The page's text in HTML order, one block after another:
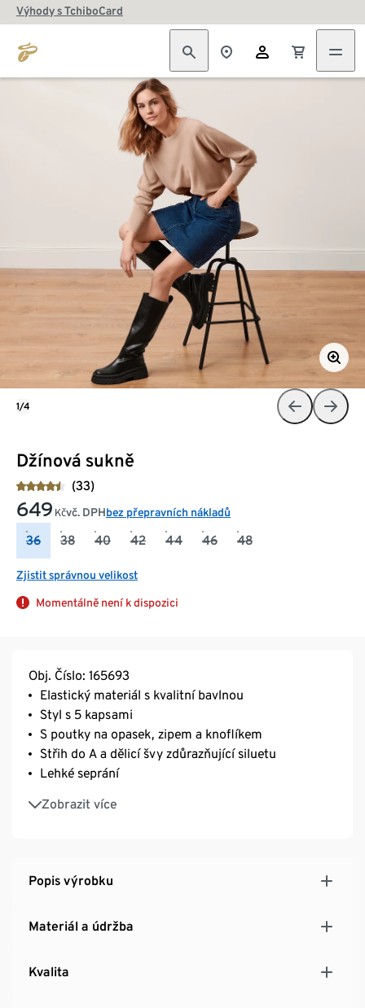
Výhody s TchiboCard
Džínová sukně
(33)
649 Kčvč. DPHbez přepravních nákladů
36 38 40 42 44 46 48
Zjistit správnou velikost
Momentálně není k dispozici
1/4
Obj. Číslo: 165693
Elastický materiál s kvalitní bavlnou
Styl s 5 kapsami
S poutky na opasek, zipem a knoflíkem
Střih do A a dělicí švy zdůrazňující siluetu
Lehké seprání
Zobrazit více
S elastanem: dobře drží tvar, perfektně sedí a
Popis výrobku
Materiál a údržba
Kvalita